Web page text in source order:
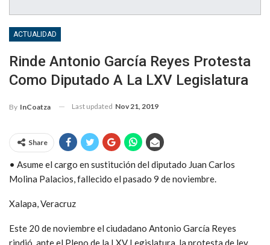
ACTUALIDAD
Rinde Antonio García Reyes Protesta
Como Diputado A La LXV Legislatura
By InCoatza Last updated Nov 21, 2019
Share
• Asume el cargo en sustitución del diputado Juan Carlos
Molina Palacios, fallecido el pasado 9 de noviembre.
Xalapa, Veracruz
Este 20 de noviembre el ciudadano Antonio García Reyes
rindió, ante el Pleno de la LXV Legislatura, la protesta de ley